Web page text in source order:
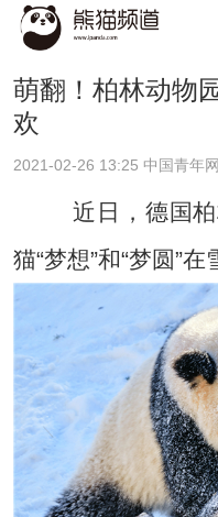
萌翻！柏林动物
欢
2021-02-26 13:25 中国青年网
近日，德国柏
猫“梦想”和“梦圆”在